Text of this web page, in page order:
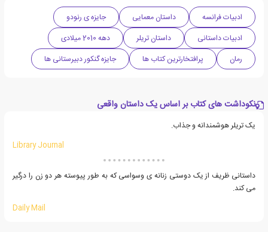
ادبیات فرانسه داستان معمایی
جایزه ی رنودو
ادبیات داستانی
داستان تریلر
دهه 2010 میلادی
رمان
پرافتخارترین کتاب ها جایزه گنکور دبیرستانی ها
نکوداشت های کتاب بر اساس یک داستان واقعی
یک تریلر هوشمندانه و جذاب.
Library Journal
داستانی ظریف از یک دوستی زنانه ی وسواسی که به طور پیوسته هر دو زن را درگیر
می کند.
Daily Mail